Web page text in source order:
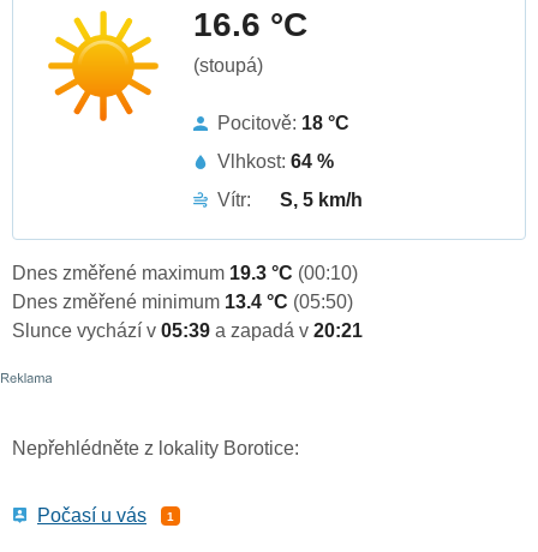
16.6 °C
(stoupá)
Pocitově: 18 °C
Vlhkost: 64 %
Vítr:
S, 5 km/h
Dnes změřené maximum 19.3 °C (00:10)
Dnes změřené minimum 13.4 °C (05:50)
Slunce vychází v 05:39 a zapadá v 20:21
Nepřehlédněte z lokality Borotice:
Počasí u vás 1